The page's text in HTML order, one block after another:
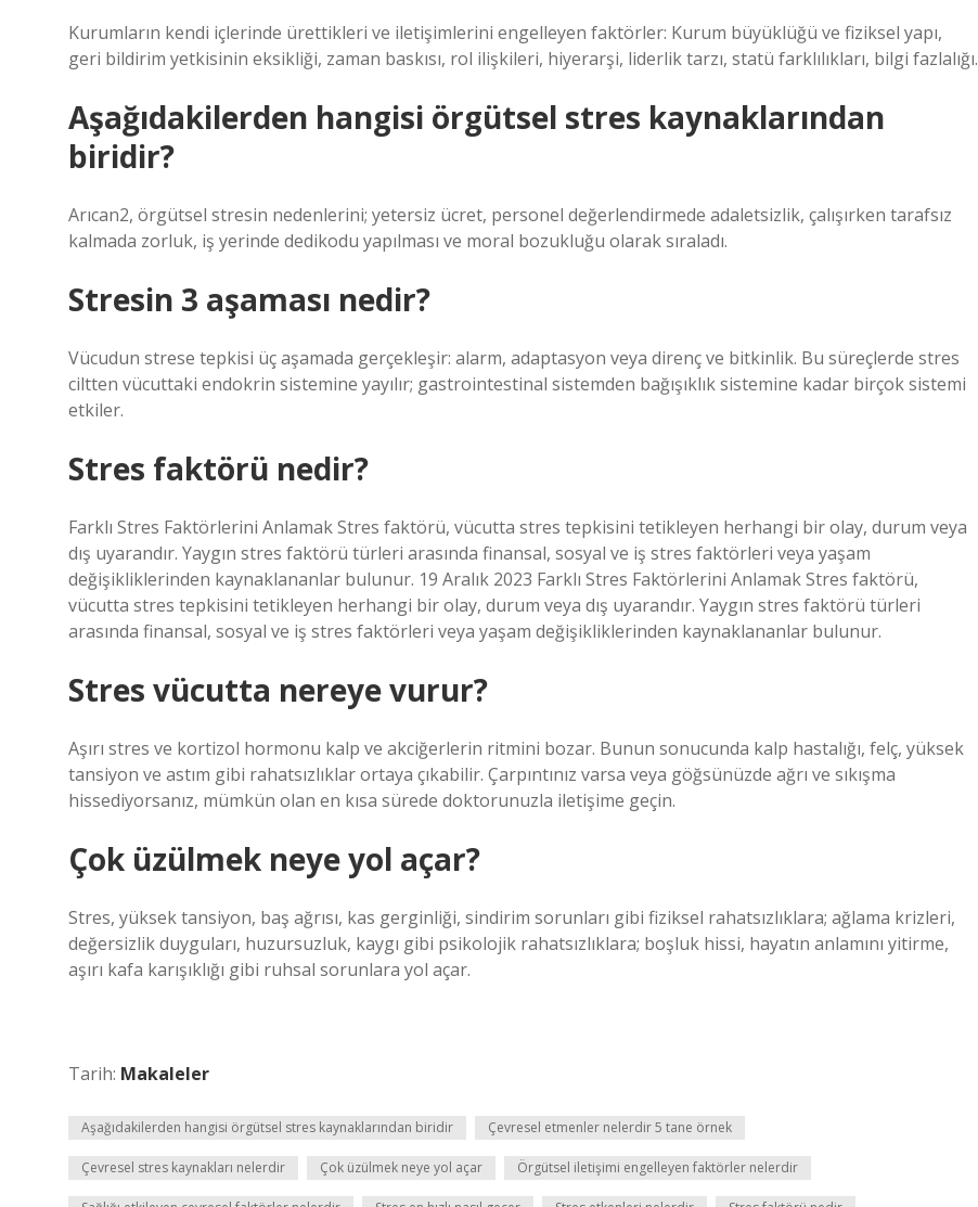
Kurumların kendi içlerinde ürettikleri ve iletişimlerini engelleyen faktörler: Kurum büyüklüğü ve fiziksel yapı,
geri bildirim yetkisinin eksikliği, zaman baskısı, rol ilişkileri, hiyerarşi, liderlik tarzı, statü farklılıkları, bilgi fazlalığı.
Aşağıdakilerden hangisi örgütsel stres kaynaklarından
biridir?
Arıcan2, örgütsel stresin nedenlerini; yetersiz ücret, personel değerlendirmede adaletsizlik, çalışırken tarafsız
kalmada zorluk, iş yerinde dedikodu yapılması ve moral bozukluğu olarak sıraladı.
Stresin 3 aşaması nedir?
Vücudun strese tepkisi üç aşamada gerçekleşir: alarm, adaptasyon veya direnç ve bitkinlik. Bu süreçlerde stres
ciltten vücuttaki endokrin sistemine yayılır; gastrointestinal sistemden bağışıklık sistemine kadar birçok sistemi
etkiler.
Stres faktörü nedir?
Farklı Stres Faktörlerini Anlamak Stres faktörü, vücutta stres tepkisini tetikleyen herhangi bir olay, durum veya
dış uyarandır. Yaygın stres faktörü türleri arasında finansal, sosyal ve iş stres faktörleri veya yaşam
değişikliklerinden kaynaklananlar bulunur. 19 Aralık 2023 Farklı Stres Faktörlerini Anlamak Stres faktörü,
vücutta stres tepkisini tetikleyen herhangi bir olay, durum veya dış uyarandır. Yaygın stres faktörü türleri
arasında finansal, sosyal ve iş stres faktörleri veya yaşam değişikliklerinden kaynaklananlar bulunur.
Stres vücutta nereye vurur?
Aşırı stres ve kortizol hormonu kalp ve akciğerlerin ritmini bozar. Bunun sonucunda kalp hastalığı, felç, yüksek
tansiyon ve astım gibi rahatsızlıklar ortaya çıkabilir. Çarpıntınız varsa veya göğsünüzde ağrı ve sıkışma
hissediyorsanız, mümkün olan en kısa sürede doktorunuzla iletişime geçin.
Çok üzülmek neye yol açar?
Stres, yüksek tansiyon, baş ağrısı, kas gerginliği, sindirim sorunları gibi fiziksel rahatsızlıklara; ağlama krizleri,
değersizlik duyguları, huzursuzluk, kaygı gibi psikolojik rahatsızlıklara; boşluk hissi, hayatın anlamını yitirme,
aşırı kafa karışıklığı gibi ruhsal sorunlara yol açar.
Tarih: Makaleler
Aşağıdakilerden hangisi örgütsel stres kaynaklarından biridir Çevresel etmenler nelerdir 5 tane örnek
Çevresel stres kaynakları nelerdir Çok üzülmek neye yol açar Örgütsel iletişimi engelleyen faktörler nelerdir